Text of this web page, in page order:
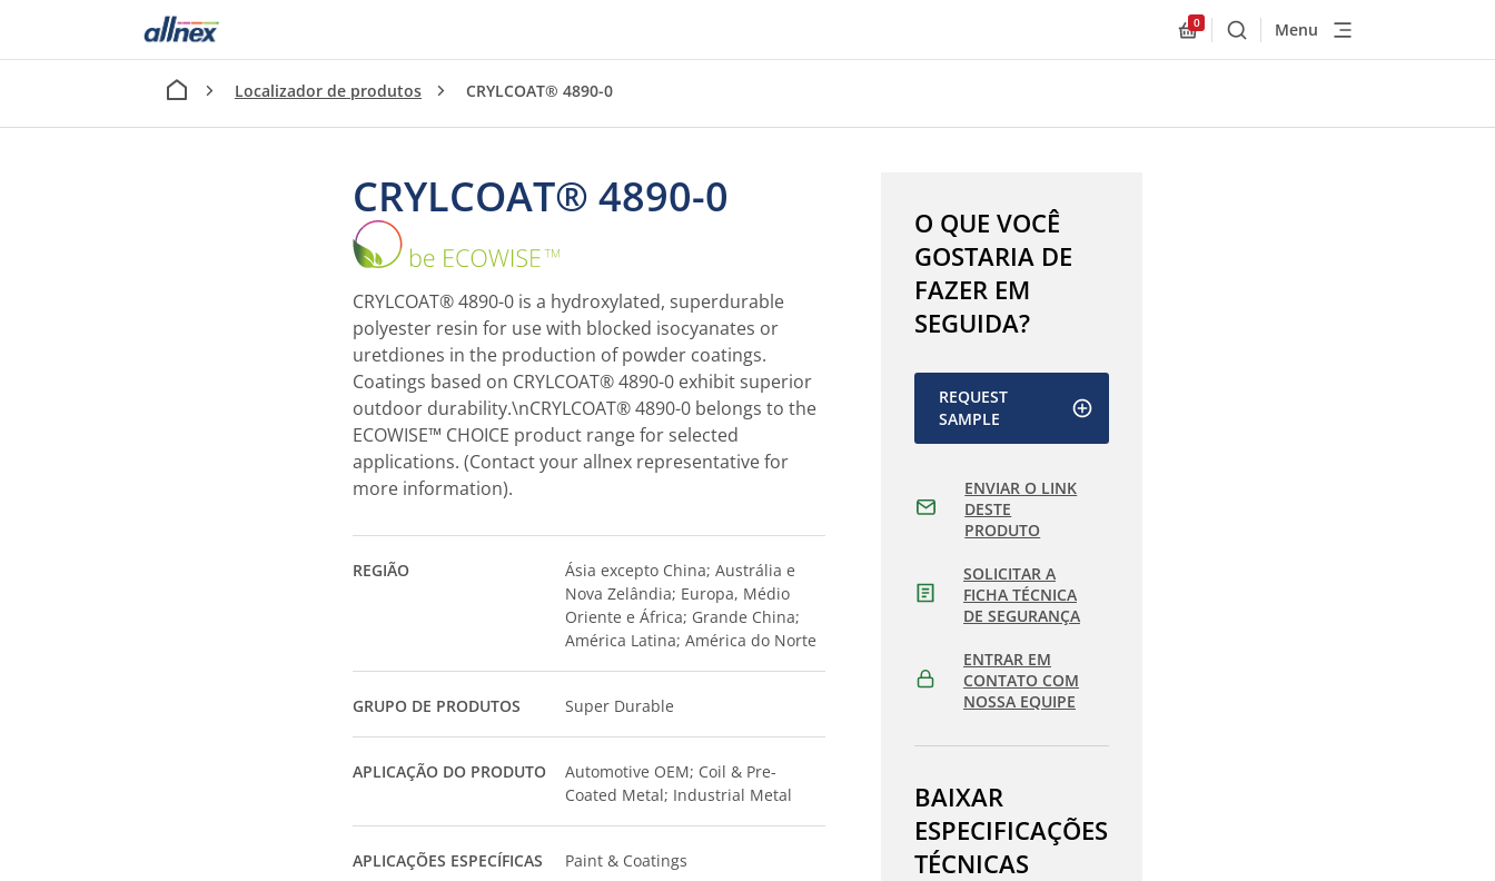
Allnex.GeneralResources.Cart
0
BuscarMenu
Localizador de produtos CRYLCOAT® 4890-0
CRYLCOAT® 4890-0
4890-
CRYLCOAT® 4890-0 is a hydroxylated, superdurable
polyester resin for use with blocked isocyanates or
uretdiones in the production of powder coatings.
Coatings based on CRYLCOAT® 4890-0 exhibit superior
outdoor durability.\nCRYLCOAT® 4890-0 belongs to the
ECOWISE™ CHOICE product range for selected
applications. (Contact your allnex representative for
more information).
REGIÃO
Ásia excepto China; Austrália e
Nova Zelândia; Europa, Médio
Oriente e África; Grande China;
América Latina; América do Norte
GRUPO DE PRODUTOS Super Durable
APLICAÇÃO DO PRODUTO
Automotive OEM; Coil & Pre-
Coated Metal; Industrial Metal
APLICAÇÕES ESPECÍFICAS Paint & Coatings
O QUE VOCÊ
GOSTARIA DE
FAZER EM
SEGUIDA?
REQUEST
SAMPLE
ENVIAR O LINK
DESTE
PRODUTO
SOLICITAR A
FICHA TÉCNICA
DE SEGURANÇA
ENTRAR EM
CONTATO COM
NOSSA EQUIPE
BAIXAR
ESPECIFICAÇÕES
TÉCNICAS